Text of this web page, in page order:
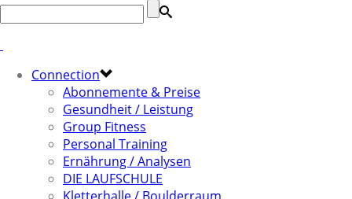
Connection
Abonnemente & Preise
Gesundheit / Leistung
Group Fitness
Personal Training
Ernährung / Analysen
DIE LAUFSCHULE